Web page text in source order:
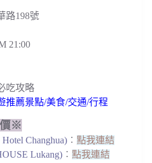
路198號
21:00
吃攻略
推薦景點/美食/交通/行程
※
Changhua) ︰ 點我連結
Lukang) ︰ 點我連結